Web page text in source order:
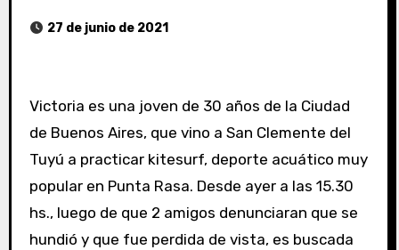
27 de junio de 2021
Victoria es una joven de 30 años de la Ciudad
de Buenos Aires, que vino a San Clemente del
Tuyú a practicar kitesurf, deporte acuático muy
popular en Punta Rasa. Desde ayer a las 15.30
hs., luego de que 2 amigos denunciaran que se
hundió y que fue perdida de vista, es buscada